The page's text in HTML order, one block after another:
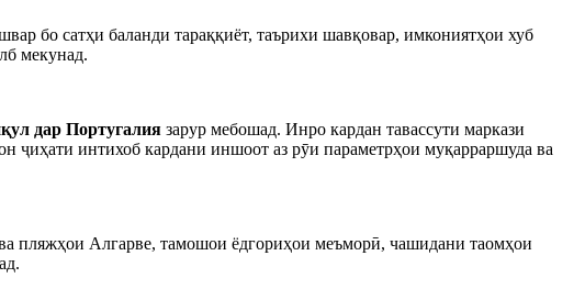
бо сатҳи баланди тараққиёт, таърихи шавқовар, имкониятҳои хуб
мекунад.
дар Португалия зарур мебошад. Инро кардан тавассути маркази
интихоб кардани иншоот аз рӯи параметрҳои муқарраршуда ва
пляжҳои Алгарве, тамошои ёдгориҳои меъморӣ, чашидани таомҳои